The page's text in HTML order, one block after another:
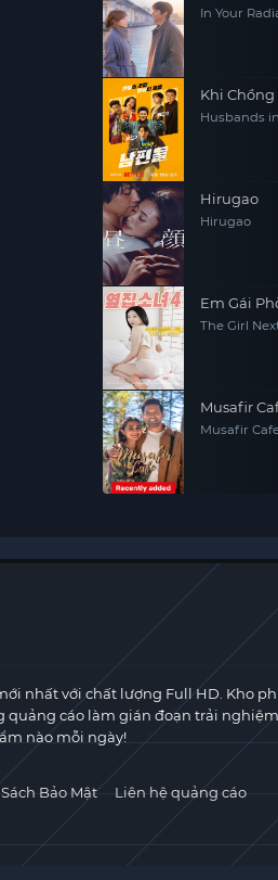
In Your
Khi
Husbands
Hirugao
Hirugao
Em Gái
The Girl
Musafir
Musafir
nhất với chất lượng Full HD. Kho
quảng cáo làm gián đoạn trải
nào mỗi ngày!
Bảo Mật Liên hệ quảng cáo